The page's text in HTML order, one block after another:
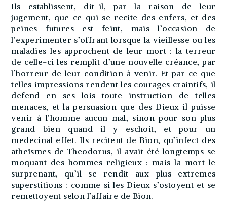
Ils establissent, dit-il, par la raison de leur
jugement, que ce qui se recite des enfers, et des
peines futures est feint, mais l’occasion de
l’experimenter s’offrant lorsque la vieillesse ou les
maladies les approchent de leur mort : la terreur
de celle-ci les remplit d’une nouvelle créance, par
l’horreur de leur condition à venir. Et par ce que
telles impressions rendent les courages craintifs, il
defend en ses lois toute instruction de telles
menaces, et la persuasion que des Dieux il puisse
venir à l’homme aucun mal, sinon pour son plus
grand bien quand il y eschoit, et pour un
medecinal effet. Ils recitent de Bion, qu’infect des
atheïsmes de Theodorus, il avait été longtemps se
moquant des hommes religieux : mais la mort le
surprenant, qu’il se rendit aux plus extremes
superstitions : comme si les Dieux s’ostoyent et se
remettoyent selon l’affaire de Bion.